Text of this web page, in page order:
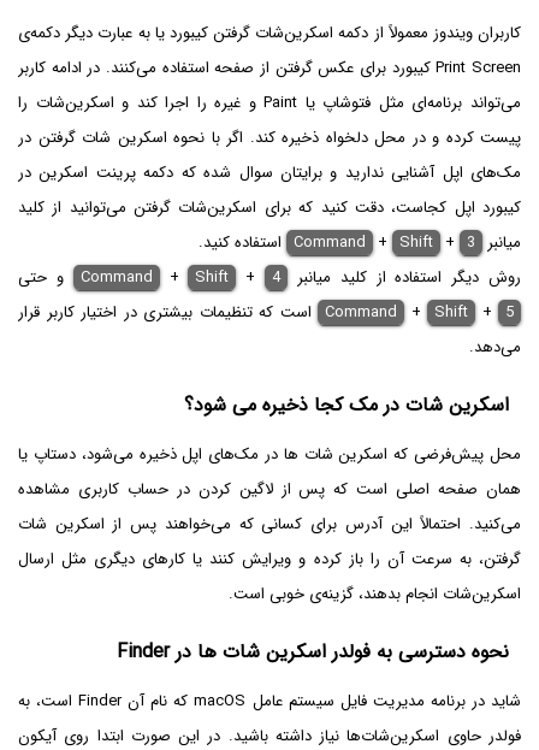
کاربران ویندوز معمولاً از دکمه اسکرین‌شات گرفتن کیبورد یا به عبارت دیگر دکمه‌ی
Print Screen کیبورد برای عکس گرفتن از صفحه استفاده می‌کنند. در ادامه کاربر
می‌تواند برنامه‌ای مثل فتوشاپ یا Paint و غیره را اجرا کند و اسکرین‌شات را
پیست کرده و در محل دلخواه ذخیره کند. اگر با نحوه اسکرین شات گرفتن در
مک‌های اپل آشنایی ندارید و برایتان سوال شده که دکمه پرینت اسکرین در
کیبورد اپل کجاست، دقت کنید که برای اسکرین‌شات گرفتن می‌توانید از کلید
میانبر
Command + Shift + 3
استفاده کنید.
روش دیگر استفاده از کلید میانبر
Command + Shift + 4
و حتی
Command + Shift + 5
است که تنظیمات بیشتری در اختیار کاربر قرار
می‌دهد.
اسکرین شات در مک کجا ذخیره می شود؟
محل پیش‌فرضی که اسکرین شات ها در مک‌های اپل ذخیره می‌شود، دستاپ یا
همان صفحه اصلی است که پس از لاگین کردن در حساب کاربری مشاهده
می‌کنید. احتمالاً این آدرس برای کسانی که می‌خواهند پس از اسکرین شات
گرفتن، به سرعت آن را باز کرده و ویرایش کنند یا کارهای دیگری مثل ارسال
اسکرین‌شات انجام بدهند، گزینه‌ی خوبی است.
نحوه دسترسی به فولدر اسکرین شات ها در Finder
شاید در برنامه مدیریت فایل سیستم عامل macOS که نام آن Finder است، به
فولدر حاوی اسکرین‌شات‌ها نیاز داشته باشید. در این صورت ابتدا روی آیکون